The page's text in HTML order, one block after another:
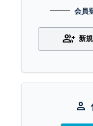
会員
group_add 新
person